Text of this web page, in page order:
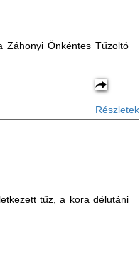
Záhonyi Önkéntes Tűzoltó
Részletek
tűz, a kora délutáni